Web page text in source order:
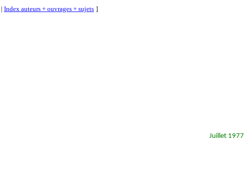
| Index auteurs + ouvrages + sujets ]
Juillet 1977